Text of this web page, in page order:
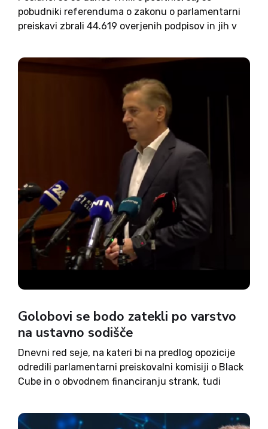
pobudniki referenduma o zakonu o parlamentarni
preiskavi zbrali 44.619 overjenih podpisov in jih v
poslanci s 57 glasovi za in nobenim...
Golobovi se bodo zatekli po varstvo
na ustavno sodišče
Dnevni red seje, na kateri bi na predlog opozicije
odredili parlamentarni preiskovalni komisiji o Black
Cube in o obvodnem financiranju strank, tudi
namreč glasovalo 46 poslancev. Nekaj poslancev
je bilo odsotnih ali...